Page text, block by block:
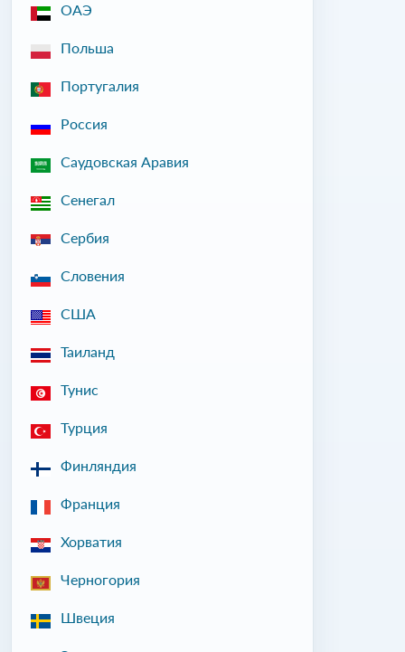
ОАЭ
Польша
Португалия
Россия
Саудовская Аравия
Сенегал
Сербия
Словения
США
Таиланд
Тунис
Турция
Финляндия
Франция
Хорватия
Черногория
Швеция